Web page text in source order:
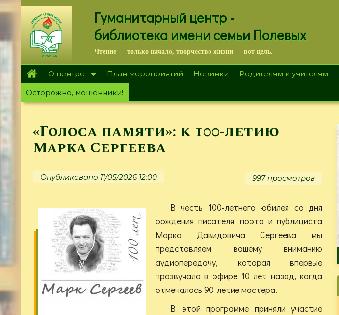
Перейти
к
основному
содержанию
Гуманитарный центр -
библиотека имени семьи Полевых
Чтение — только начало, творчество жизни — вот цель.
О центре План мероприятий Новинки Родителям и учителям
Осторожно, мошенники!
«Голоса памяти»: к 100-летию
Марка Сергеева
Опубликовано 11/05/2026 12:00 997 просмотров
В честь 100-летнего юбилея со дня
рождения писателя, поэта и публициста
Марка Давидовича Сергеева мы
представляем вашему вниманию
аудиопередачу, которая впервые
прозвучала в эфире 10 лет назад, когда
отмечалось 90-летие мастера.
В этой программе приняли участие